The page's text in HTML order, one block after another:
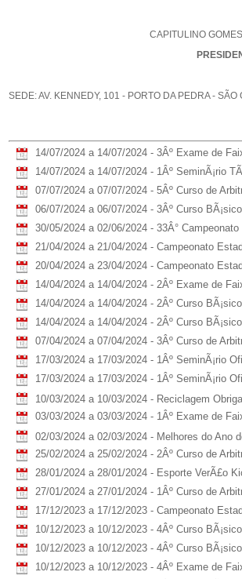
CAPITULINO GOMES DA
SEDE: AV. KENNEDY, 101 - PORTO DA PEDRA -
14/07/2024 a 14/07/2024 - 3Âº Exame de
14/07/2024 a 14/07/2024 - 1Âº SeminÃ¡rio
07/07/2024 a 07/07/2024 - 5Âº Curso de
06/07/2024 a 06/07/2024 - 3Âº Curso
30/05/2024 a 02/06/2024 - 33Â°
21/04/2024 a 21/04/2024 - Campeonato
20/04/2024 a 23/04/2024 - Campeonato
14/04/2024 a 14/04/2024 - 2Âº Exame de
14/04/2024 a 14/04/2024 - 2Âº Curso
14/04/2024 a 14/04/2024 - 2Âº Curso
07/04/2024 a 07/04/2024 - 3Âº Curso de
17/03/2024 a 17/03/2024 - 1Âº SeminÃ¡rio
17/03/2024 a 17/03/2024 - 1Âº SeminÃ¡rio
10/03/2024 a 10/03/2024 - Reciclagem
03/03/2024 a 03/03/2024 - 1Âº Exame de
02/03/2024 a 02/03/2024 - Melhores do Ano
25/02/2024 a 25/02/2024 - 2Âº Curso de
28/01/2024 a 28/01/2024 - Esporte VerÃ£o
27/01/2024 a 27/01/2024 - 1Âº Curso de
17/12/2023 a 17/12/2023 - Campeonato
10/12/2023 a 10/12/2023 - 4Âº Curso
10/12/2023 a 10/12/2023 - 4Âº Curso
10/12/2023 a 10/12/2023 - 4Âº Exame de